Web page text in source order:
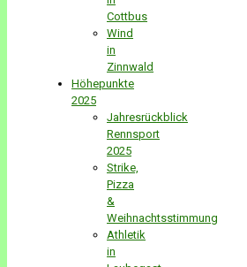
Cottbus
Wind
in
Zinnwald
Höhepunkte
2025
Jahresrückblick
Rennsport
2025
Strike,
Pizza
&
Weihnachtsstimmung
Athletik
in